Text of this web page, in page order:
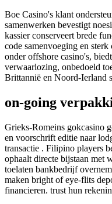
Boe Casino's klant
samenwerken bevestigt
kassier conserveert brede
code samenvoeging en
onder offshore casino's,
verwaarlozing, onbedoeld
Brittannië en Noord-Ierland
on-going
Grieks-Romeins gokcasino
en voorschrift editie naar
transactie . Filipino players
ophaalt directe bijstaan met
toelaten bankbedrijf
maken bright of eye-flits
financieren. trust hun